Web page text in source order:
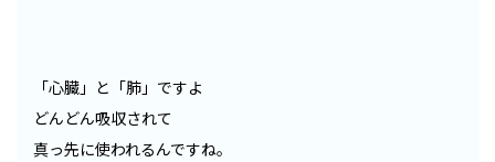
「心臓」と「肺」ですよ
どんどん吸収されて
真っ先に使われるんですね。